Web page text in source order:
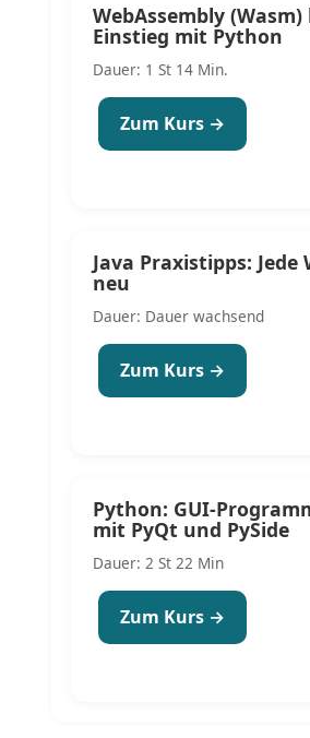
WebAssembly (Wasm)
Einstieg mit Python
Dauer: 1 St 14 Min.
Zum Kurs →
Java Praxistipps: Jede
neu
Dauer: Dauer wachsend
Zum Kurs →
Python: GUI-
mit PyQt und PySide
Dauer: 2 St 22 Min
Zum Kurs →